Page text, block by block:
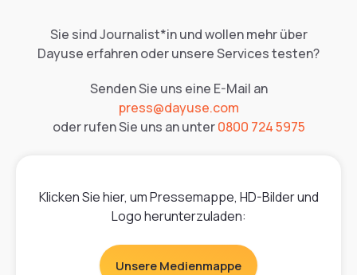
Sie sind Journalist*in und wollen mehr über
Dayuse erfahren oder unsere Services testen?
Senden Sie uns eine E-Mail an
press@dayuse.com
oder rufen Sie uns an unter0800 724 5975
Klicken Sie hier, um Pressemappe, HD-Bilder und
Logo herunterzuladen:
Unsere Medienmappe